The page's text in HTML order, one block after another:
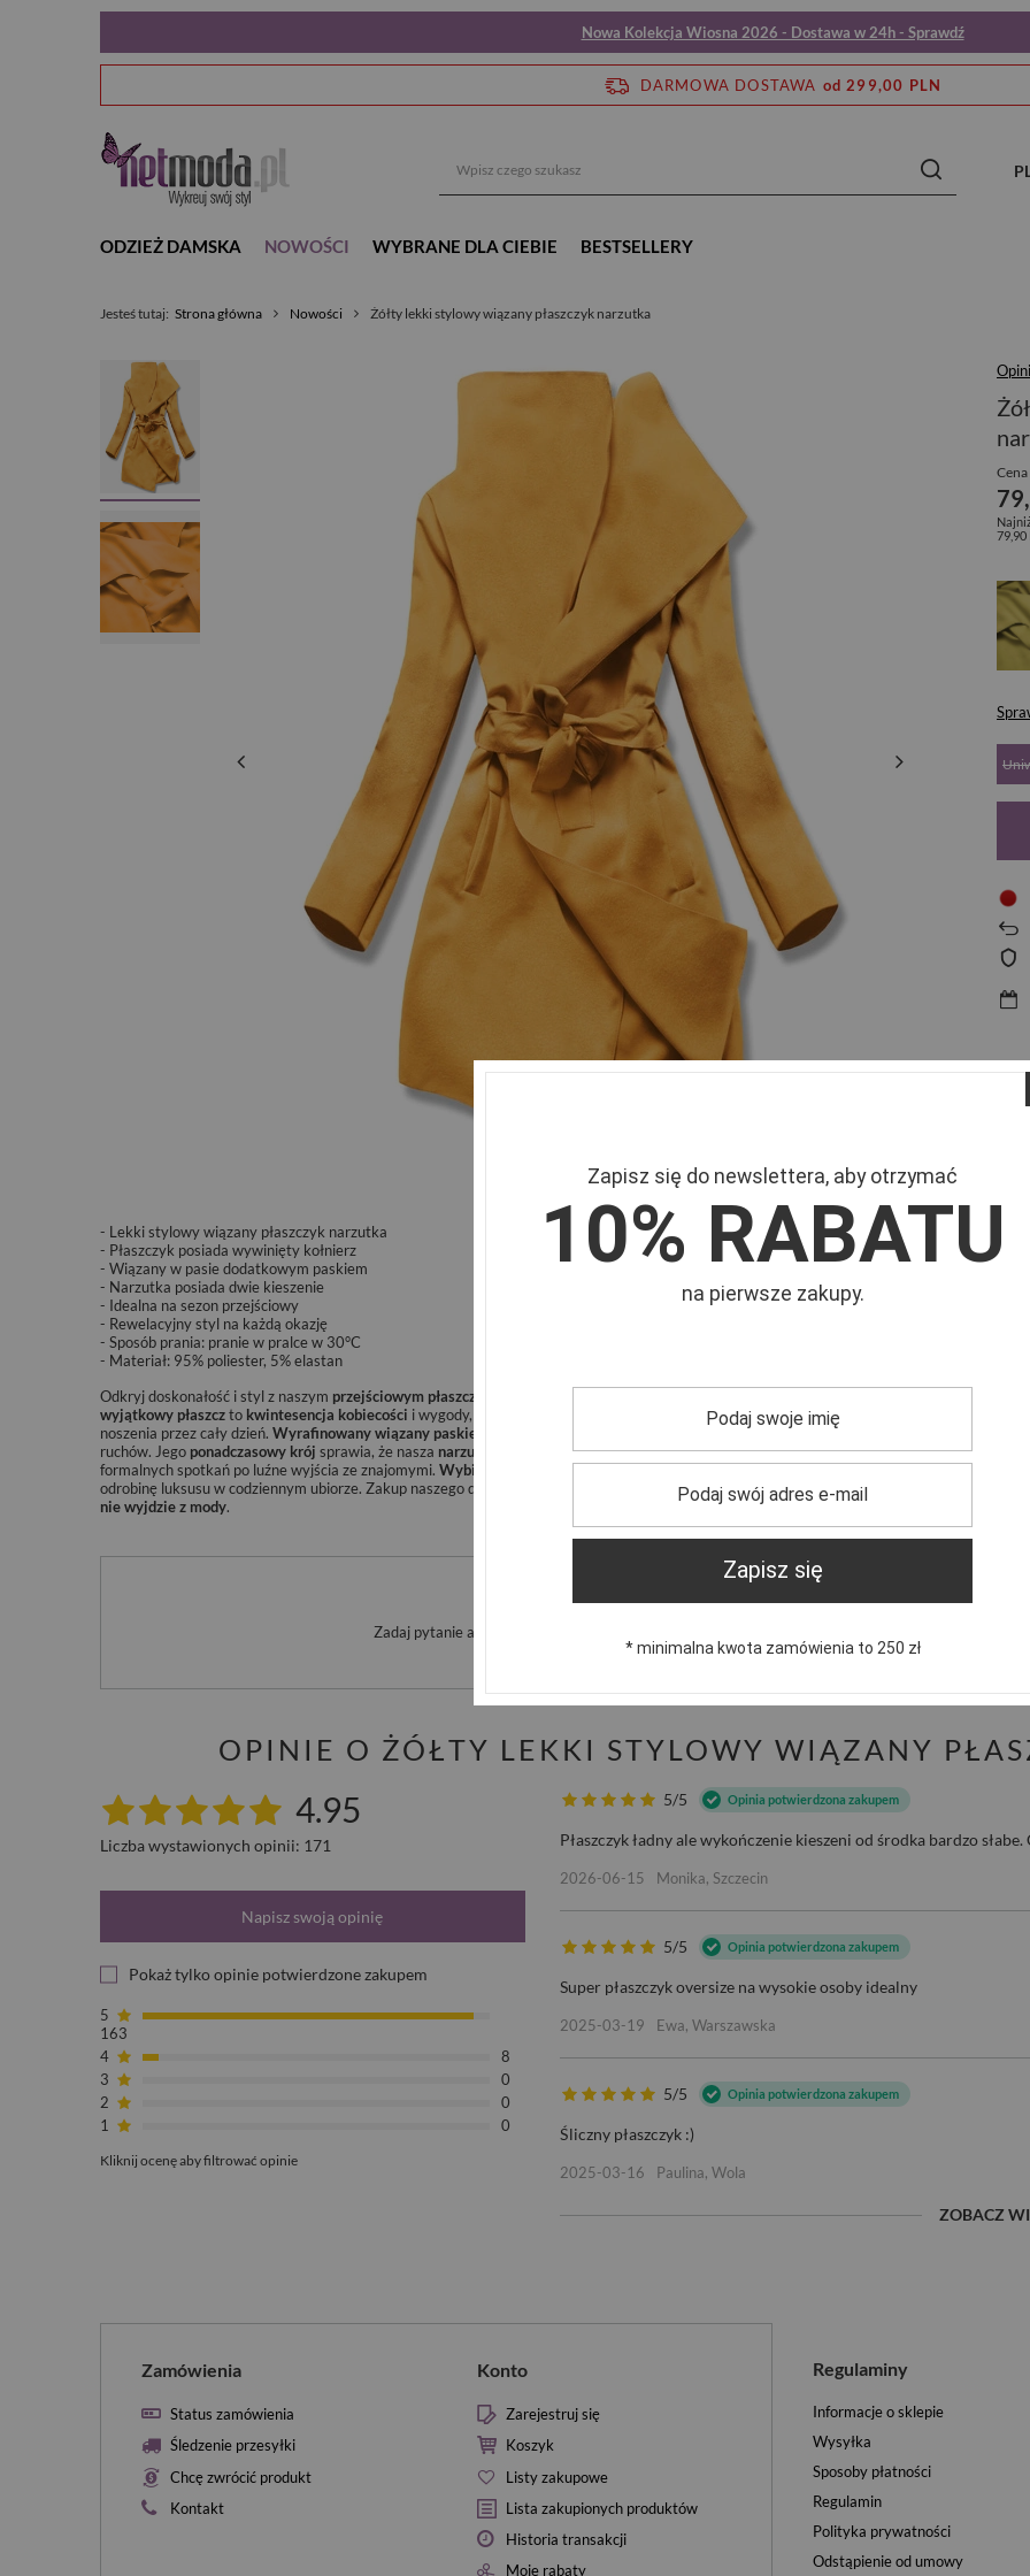
Nowa Kolekcja Wiosna 2026 - Dostawa w 24h - Sprawdź
DARMOWA DOSTAWA od 299,00 PLN
ODZIEŻ DAMSKA NOWOŚCI WYBRANE DLA CIEBIE BESTSELLERY
Jesteś tutaj: Strona główna Nowości Żółty lekki stylowy wiązany płaszczyk narzutka
79,90
- Lekki stylowy wiązany płaszczyk narzutka
- Płaszczyk posiada wywinięty kołnierz
- Wiązany w pasie dodatkowym paskiem
- Narzutka posiada dwie kieszenie
- Idealna na sezon przejściowy
- Rewelacyjny styl na każdą okazję
- Sposób prania: pranie w pralce w 30°C
- Materiał: 95% poliester, 5%elastan
Odkryj doskonałość i styl z naszym przejściowym płaszczem damskim
wyjątkowy płaszczto kwintesencja kobiecości i wygody, wykonany z materiałów miłych w dotyku, co zapewnia komfort
noszenia przez cały dzień. Wyrafinowany wiązany paskiem design
podkreśla sylwetkę, a zarazem zapewnia swobodę
ruchów. Jego ponadczasowy krój sprawia, że nasza narzutka damska
jest idealnym wyborem na różnorodne okoliczności – od
formalnych spotkań po luźne wyjścia ze znajomymi. Wybierz jakość
, która przemawia sama za siebie, i pozwól sobie na
odrobinę luksusu w codziennym ubiorze. Zakup naszego damskiego płaszcza to inwestycja w Twoją garderobę,która nigdy
nie wyjdzie z mody.
Potrzebujesz pomocy? Masz pytania?
Zadaj pytanie a my odpowiemy niezwłocznie, najciekawsze pytania i odpowiedzi
publikując dla innych.
OPINIE O ŻÓŁTY LEKKI STYLOWY WIĄZANY
4.95
Liczba wystawionych opinii: 171
Napisz swoją opinię
Pokaż tylko opinie potwierdzone zakupem
5
163
4
8
3
0
2
0
1
0
Kliknij ocenę aby filtrować opinie
5/5 Opinia potwierdzona zakupem
Płaszczyk ładny ale wykończenie kieszeni od środka bardzo
2026-06-15 Monika, Szczecin
5/5 Opinia potwierdzona zakupem
Super płaszczyk oversize na wysokie osoby idealny
2025-03-19 Ewa, Warszawska
5/5 Opinia potwierdzona zakupem
Śliczny płaszczyk :)
2025-03-16 Paulina, Wola
ZOBACZ
Zamówienia
Status zamówienia
Śledzenie przesyłki
Chcę zwrócić produkt
Kontakt
Konto
Zarejestruj się
Koszyk
Listy zakupowe
Lista zakupionych produktów
Historia transakcji
Moje rabaty
Regulaminy
Informacje o sklepie
Wysyłka
Sposoby płatności
Regulamin
Polityka prywatności
Odstąpienie od umowy
Zapisz się do newslettera, aby otrzymać
10% RABATU
na pierwsze zakupy.
Zapisz się
* minimalna kwota zamówienia to 250 zł